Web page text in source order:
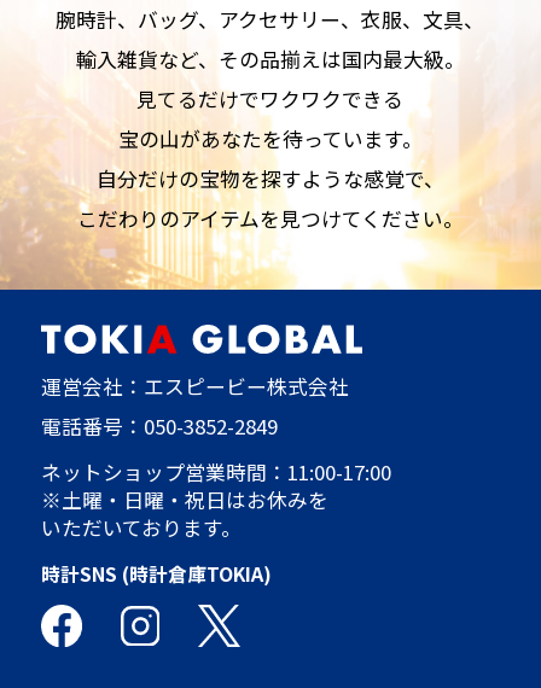
腕時計、バッグ、アクセサリー、衣服、文具、
輸入雑貨など、その品揃えは国内最大級。
見てるだけでワクワクできる
宝の山があなたを待っています。
自分だけの宝物を探すような感覚で、
こだわりのアイテムを見つけてください。
運営会社：エスピービー株式会社
電話番号： 050-3852-2849
ネットショップ営業時間：11:00-17:00
※土曜・日曜・祝日はお休みを
いただいております。
時計SNS (時計倉庫TOKIA)